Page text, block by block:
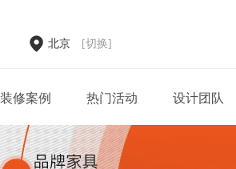
北京 [切换]
装修案例
家装案例
热门活动 设计团队